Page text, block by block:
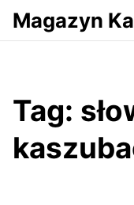
Przejdź do serwisu
Magazyn
Tag: